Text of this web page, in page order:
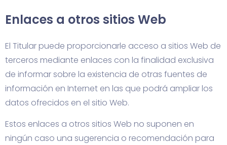
Enlaces a otros sitios Web
El Titular puede proporcionarle acceso a sitios Web de
terceros mediante enlaces con la finalidad exclusiva
de informar sobre la existencia de otras fuentes de
información en Internet en las que podrá ampliar los
datos ofrecidos en el sitio Web.
Estos enlaces a otros sitios Web no suponen en
ningún caso una sugerencia o recomendación para